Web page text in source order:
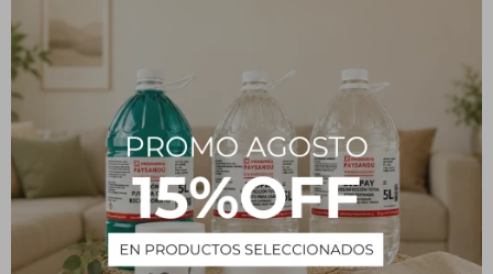
Tipo
Descripción
Repuesto Aerosol Aroma Bamboo SAPHIRUS 280 cc